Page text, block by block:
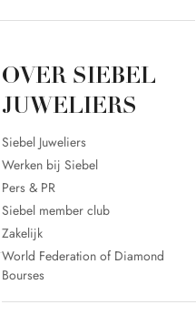
OVER SIEBEL
JUWELIERS
Siebel Juweliers
Werken bij Siebel
Pers & PR
Siebel member club
Zakelijk
World Federation of Diamond
Bourses